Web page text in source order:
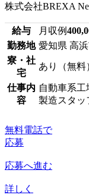
株式会社BREXA
給与 月収例
勤務地 愛知県 高
寮・社
宅
あり（無料
仕事内
容
自動車系
製造スタッ
無料電話で
応募
応募へ進む
詳しく